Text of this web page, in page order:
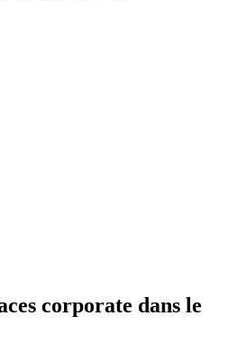
corporate dans le